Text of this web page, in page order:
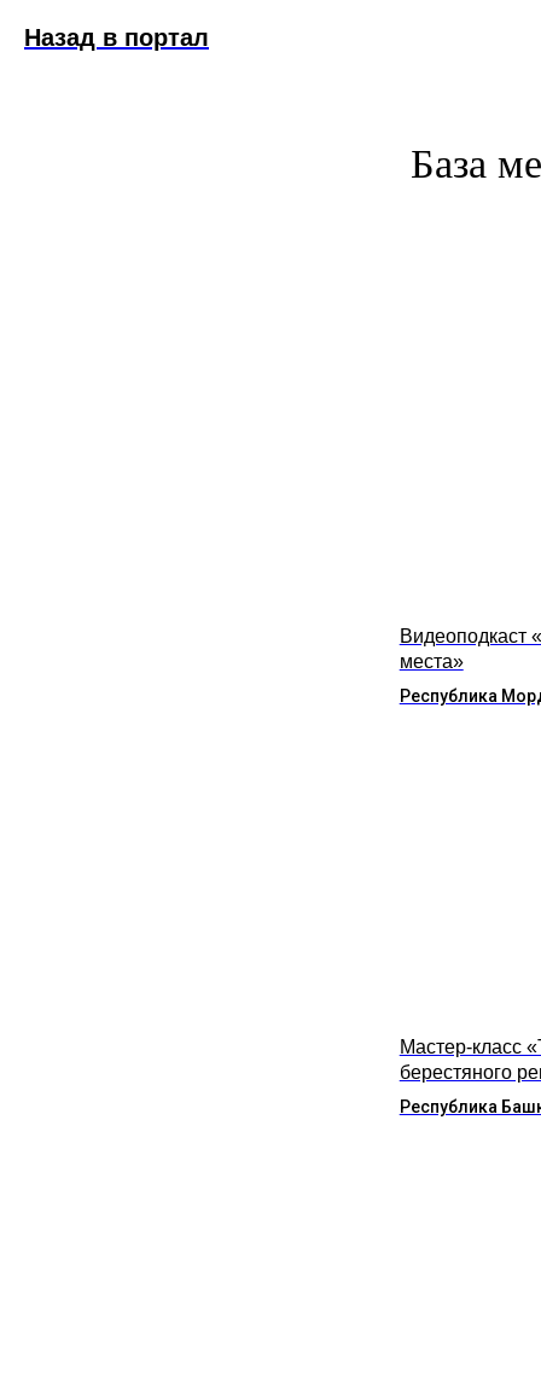
Назад в портал
База
Видеоподкаст
места»
Республика
Мастер-класс
берестяного
Республика